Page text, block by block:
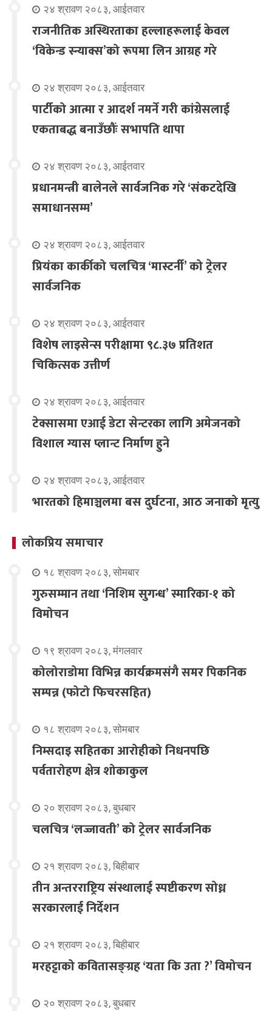
२४ श्रावण २०८३, आईतवार
राजनीतिक अस्थिरताका हल्लाहरूलाई केवल
‘विकेन्ड स्न्याक्स’को रूपमा लिन आग्रह गरे
२४ श्रावण २०८३, आईतवार
पार्टीको आत्मा र आदर्श नमर्ने गरी कांग्रेसलाई
एकताबद्ध बनाउँछौंः सभापति थापा
२४ श्रावण २०८३, आईतवार
प्रधानमन्त्री बालेनले सार्वजनिक गरे ‘संकटदेखि
समाधानसम्म’
२४ श्रावण २०८३, आईतवार
प्रियंका कार्कीको चलचित्र ‘मास्टर्नी’ को ट्रेलर
सार्वजनिक
२४ श्रावण २०८३, आईतवार
विशेष लाइसेन्स परीक्षामा ९८.३७ प्रतिशत
चिकित्सक उत्तीर्ण
२४ श्रावण २०८३, आईतवार
टेक्सासमा एआई डेटा सेन्टरका लागि अमेजनको
विशाल ग्यास प्लान्ट निर्माण हुने
२४ श्रावण २०८३, आईतवार
भारतको हिमाञ्चलमा बस दुर्घटना, आठ जनाको मृत्यु
लोकप्रिय समाचार
१८ श्रावण २०८३, सोमबार
गुरुसम्मान तथा ‘निशिम सुगन्ध’ स्मारिका-१ को
विमोचन
१९ श्रावण २०८३, मंगलवार
कोलोराडोमा विभिन्न कार्यक्रमसंगै समर पिकनिक
सम्पन्न (फोटो फिचरसहित)
१८ श्रावण २०८३, सोमबार
निम्सदाइ सहितका आरोहीको निधनपछि
पर्वतारोहण क्षेत्र शोकाकुल
२० श्रावण २०८३, बुधबार
चलचित्र ‘लज्जावती’ को ट्रेलर सार्वजनिक
२१ श्रावण २०८३, बिहीबार
तीन अन्तरराष्ट्रिय संस्थालाई स्पष्टीकरण सोध्न
सरकारलाई निर्देशन
२१ श्रावण २०८३, बिहीबार
मरहट्टाको कवितासङ्ग्रह ‘यता कि उता ?’ विमोचन
२० श्रावण २०८३, बुधबार